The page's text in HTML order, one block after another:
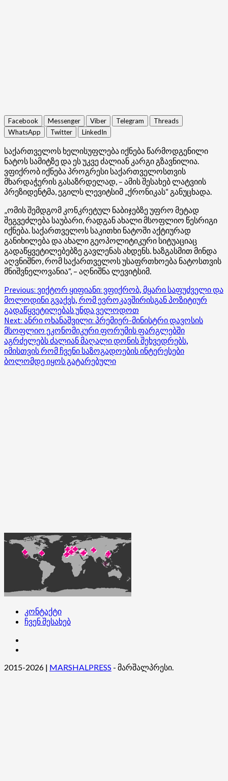
Facebook Messenger Viber Telegram
Threads
WhatsApp
Twitter LinkedIn
საქართველოს ხელისუფლება იქნება წარმოდგენილი
ნატოს სამიტზე და ეს უკვე ძალიან კარგი გზავნილია.
ვფიქრობ იქნება პროგრესი საქართველოსთვის
მხარდაჭერის გასაზრდელად, – ამის შესახებ ლატვიის
პრეზიდენტმა, ეგილს ლევიტსიმ „ქრონიკას“ განუცხადა.
„ომის შემდგომ კონკრეტულ ნაბიჯებზე უფრო მეტად
შეგვეძლება საუბარი, რადგან ახალი მსოფლიო წესრიგი
იქნება. საქართველოს საკითხი ნატოში აქტიურად
განიხილება და ახალი გეოპოლიტიკური სიტუაციაც
გადაწყვეტილებებზე გავლენას ახდენს. ხაზგასმით მინდა
აღვნიშნო, რომ საქართველოს უსაფრთხოება ნატოსთვის
მნიშვნელოვანია“, – აღნიშნა ლევიტსიმ.
Post
navigation
Previous: ვიქტორ ყიფიანი: ვფიქრობ, მყარი საფუძველი და
მოლოდინი გვაქვს, რომ ევროკავშირისგან პოზიტიურ
გადაწყვეტილებას უნდა ველოდოთ
Next: ანრი ოხანაშვილი: პრემიერ-მინისტრი დავოსის
მსოფლიო ეკონომიკური ფორუმის ფარგლებში
აგრძელებს ძალიან მაღალი დონის შეხვედრებს,
იმისთვის რომ ჩვენი საზოგადოების ინტერესები
ბოლომდე იყოს გატარებული
კონტაქტი
ჩვენ შესახებ
2015-2026 | MARSHALPRESS - მარშალპრესი.